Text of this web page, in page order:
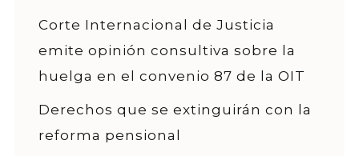
Corte Internacional de Justicia
emite opinión consultiva sobre la
huelga en el convenio 87 de la OIT
Derechos que se extinguirán con la
reforma pensional